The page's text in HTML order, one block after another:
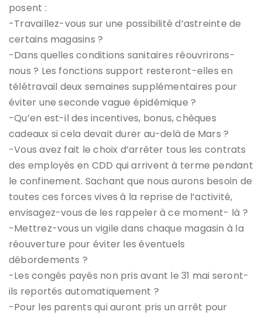
posent :
-Travaillez-vous sur une possibilité d’astreinte de
certains magasins ?
-Dans quelles conditions sanitaires réouvrirons-
nous ? Les fonctions support resteront-elles en
télétravail deux semaines supplémentaires pour
éviter une seconde vague épidémique ?
-Qu’en est-il des incentives, bonus, chèques
cadeaux si cela devait durer au-delà de Mars ?
-Vous avez fait le choix d’arrêter tous les contrats
des employés en CDD qui arrivent à terme pendant
le confinement. Sachant que nous aurons besoin de
toutes ces forces vives à la reprise de l’activité,
envisagez-vous de les rappeler à ce moment- là ?
-Mettrez-vous un vigile dans chaque magasin à la
réouverture pour éviter les éventuels
débordements ?
-Les congés payés non pris avant le 31 mai seront-
ils reportés automatiquement ?
-Pour les parents qui auront pris un arrêt pour